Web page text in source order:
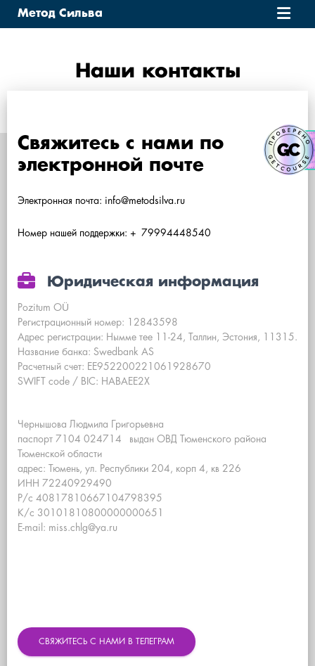
Метод Сильва
ВЕБИНАРЫ
КОНТАКТЫ
БЛОГ
Наши контакты
Свяжитесь с нами по
электронной почте
Электронная почта: info@metodsilva.ru
Номер нашей поддержки: + 79994448540
Юридическая информация
Pozitum OÜ
Регистрационный номер: 12843598
Адрес регистрации: Нымме тее 11-24, Таллин, Эстония, 11315.
Название банка: Swedbank AS
Расчетный счет: EE952200221061928670
SWIFT code / BIC: HABAEE2X
Чернышова Людмила Григорьевна
паспорт 7104 024714 выдан ОВД Тюменского района
Тюменской области
адрес: Тюмень, ул. Республики 204, корп 4, кв 226
ИНН 72240929490
Р/с 40817810667104798395
К/с 30101810800000000651
E-mail: miss.chlg@ya.ru
СВЯЖИТЕСЬ С НАМИ В ТЕЛЕГРАМ